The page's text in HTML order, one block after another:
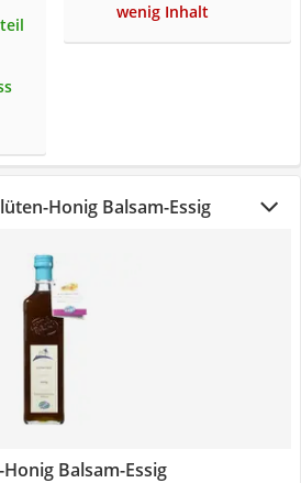
wenig Inhalt
Honig Balsam-Essig
Balsam-Essig